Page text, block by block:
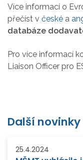
Více informací o
přečíst v české a
databáze
Pro více informací
Liaison Officer pro
Další novinky
25.4.2024